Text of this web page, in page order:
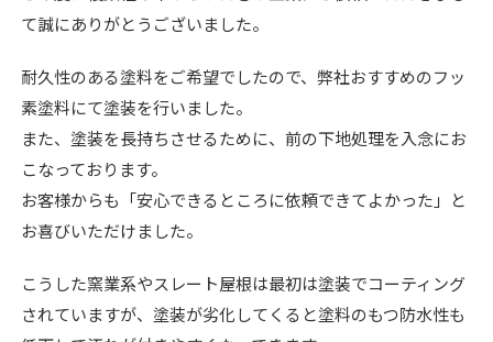
て誠にありがとうございました。
耐久性のある塗料をご希望でしたので、弊社おすすめのフッ
素塗料にて塗装を行いました。
また、塗装を長持ちさせるために、前の下地処理を入念にお
こなっております。
お客様からも「安心できるところに依頼できてよかった」と
お喜びいただけました。
こうした窯業系やスレート屋根は最初は塗装でコーティング
されていますが、塗装が劣化してくると塗料のもつ防水性も